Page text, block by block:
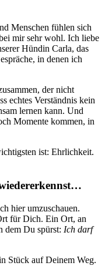
Menschen fühlen sich
mir sehr wohl. Ich liebe
Hündin Carla, das
in denen ich
der nicht
echtes Verständnis kein
lernen kann. Und
Momente kommen, in
ist: Ehrlichkeit.
hier umzuschauen.
für Dich. Ein Ort, an
dem Du spürst: Ich darf
Stück auf Deinem Weg.